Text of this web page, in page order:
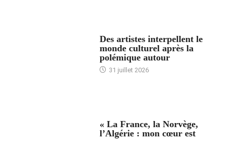
Des artistes interpellent le
monde culturel après la
polémique autour
31 juillet 2026
« La France, la Norvège,
l’Algérie : mon cœur est